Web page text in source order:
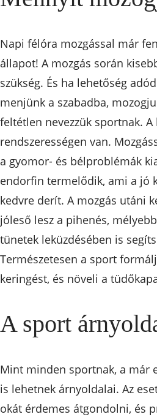
Napi félóra mozgással már
állapot! A mozgás során
szükség. És ha lehetőség
menjünk a szabadba,
feltétlen nevezzük sportnak. A
rendszerességen van.
a gyomor- és bélproblémák
endorfin termelődik, ami a jó
kedvre derít. A mozgás utáni
jóleső lesz a pihenés,
tünetek leküzdésében is
Természetesen a sport
keringést, és növeli a
A sport
Mint minden sportnak, a már
is lehetnek árnyoldalai. Az
okát érdemes átgondolni, és